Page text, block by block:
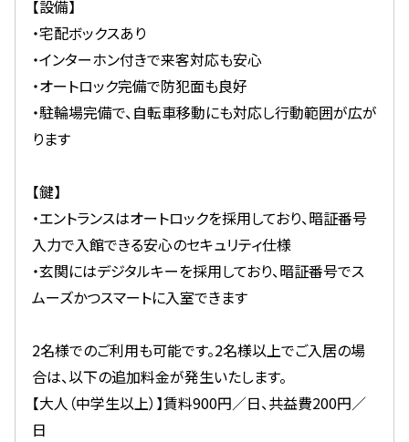
【設備】
・宅配ボックスあり
・インターホン付きで来客対応も安心
・オートロック完備で防犯面も良好
・駐輪場完備で、自転車移動にも対応し行動範囲が広が
ります
【鍵】
・エントランスはオートロックを採用しており、暗証番号
入力で入館できる安心のセキュリティ仕様
・玄関にはデジタルキーを採用しており、暗証番号でス
ムーズかつスマートに入室できます
2名様でのご利用も可能です。2名様以上でご入居の場
合は、以下の追加料金が発生いたします。
【大人（中学生以上）】賃料900円／日、共益費200円／
日